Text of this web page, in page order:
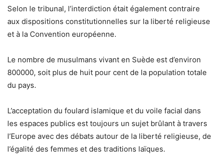
Selon le tribunal, l’interdiction était également contraire
aux dispositions constitutionnelles sur la liberté religieuse
et à la Convention européenne.
Le nombre de musulmans vivant en Suède est d’environ
800000, soit plus de huit pour cent de la population totale
du pays.
L’acceptation du foulard islamique et du voile facial dans
les espaces publics est toujours un sujet brûlant à travers
l’Europe avec des débats autour de la liberté religieuse, de
l’égalité des femmes et des traditions laïques.